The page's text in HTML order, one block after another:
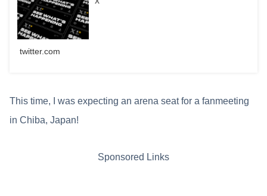
twitter.com
This time, I was expecting an arena seat for a fanmeeting
in Chiba, Japan!
Sponsored Links